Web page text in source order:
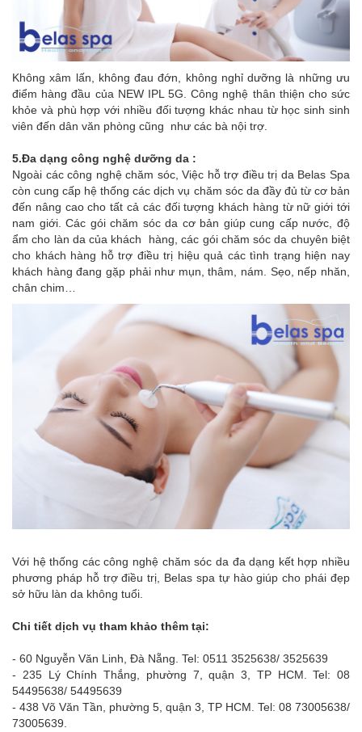
Không xâm lấn, không đau đớn, không nghỉ dưỡng là những ưu
điểm hàng đầu của NEW IPL 5G. Công nghệ thân thiện cho sức
khỏe và phù hợp với nhiều đối tượng khác nhau từ học sinh sinh
viên đến dân văn phòng cũng như các bà nội trợ.
5.Đa dạng công nghệ dưỡng da :
Ngoài các công nghệ chăm sóc, Việc hỗ trợ điều trị da Belas Spa
còn cung cấp hệ thống các dịch vụ chăm sóc da đầy đủ từ cơ bản
đến nâng cao cho tất cả các đối tượng khách hàng từ nữ giới tới
nam giới. Các gói chăm sóc da cơ bản giúp cung cấp nước, độ
ẩm cho làn da của khách hàng, các gói chăm sóc da chuyên biệt
cho khách hàng hỗ trợ điều trị hiệu quả các tình trạng hiện nay
khách hàng đang gặp phải như mụn, thâm, nám. Sẹo, nếp nhăn,
chân chim…
Với hệ thống các công nghệ chăm sóc da đa dạng kết hợp nhiều
phương pháp hỗ trợ điều trị, Belas spa tự hào giúp cho phái đẹp
sở hữu làn da không tuổi.
Chi tiết dịch vụ tham khảo thêm tại:
- 60 Nguyễn Văn Linh, Đà Nẵng. Tel: 0511 3525638/ 3525639
- 235 Lý Chính Thắng, phường 7, quận 3, TP HCM. Tel: 08
54495638/ 54495639
- 438 Võ Văn Tần, phường 5, quận 3, TP HCM. Tel: 08 73005638/
73005639.